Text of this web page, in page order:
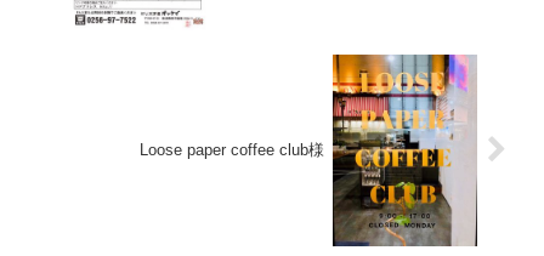
Loose paper coffee club様